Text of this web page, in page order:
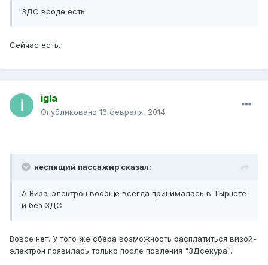
3ДС вроде есть
Сейчас есть.
igla
Опубликовано 16 февраля, 2014
неспящий пассажир сказал:
А Виза-электрон вообще всегда принималась в Тырнете
и без 3ДС
Вовсе нет. У того же сбера возможность расплатиться визой-
электрон появилась только после повления "3Дсекура".